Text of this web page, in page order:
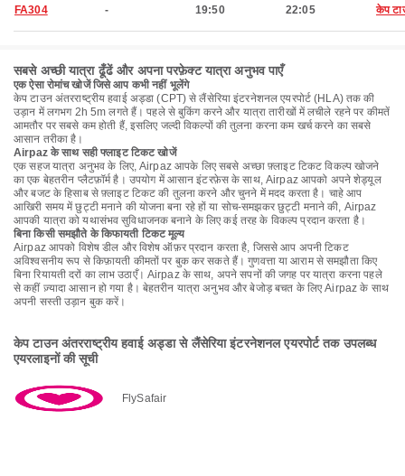
FA304 - 19:50 22:05 केप
सबसे अच्छी यात्रा ढूँढें और अपना परफ़ेक्ट यात्रा अनुभव पाएँ
एक ऐसा रोमांच खोजें जिसे आप कभी नहीं भूलेंगे
केप टाउन अंतरराष्ट्रीय हवाई अड्डा (CPT) से लैंसेरिया इंटरनेशनल एयरपोर्ट (HLA) तक की
उड़ान में लगभग 2h 5m लगते हैं। पहले से बुकिंग करने और यात्रा तारीखों में लचीले रहने पर कीमतें
आमतौर पर सबसे कम होती हैं, इसलिए जल्दी विकल्पों की तुलना करना कम खर्च करने का सबसे
आसान तरीका है।
Airpaz के साथ सही फ्लाइट टिकट खोजें
एक सहज यात्रा अनुभव के लिए, Airpaz आपके लिए सबसे अच्छा फ़्लाइट टिकट विकल्प खोजने
का एक बेहतरीन प्लैटफ़ॉर्म है। उपयोग में आसान इंटरफ़ेस के साथ, Airpaz आपको अपने शेड्यूल
और बजट के हिसाब से फ़्लाइट टिकट की तुलना करने और चुनने में मदद करता है। चाहे आप
आखिरी समय में छुट्टी मनाने की योजना बना रहे हों या सोच-समझकर छुट्टी मनाने की, Airpaz
आपकी यात्रा को यथासंभव सुविधाजनक बनाने के लिए कई तरह के विकल्प प्रदान करता है।
बिना किसी समझौते के किफायती टिकट मूल्य
Airpaz आपको विशेष डील और विशेष ऑफ़र प्रदान करता है, जिससे आप अपनी टिकट
अविश्वसनीय रूप से किफ़ायती कीमतों पर बुक कर सकते हैं। गुणवत्ता या आराम से समझौता किए
बिना रियायती दरों का लाभ उठाएँ। Airpaz के साथ, अपने सपनों की जगह पर यात्रा करना पहले
से कहीं ज़्यादा आसान हो गया है। बेहतरीन यात्रा अनुभव और बेजोड़ बचत के लिए Airpaz के साथ
अपनी सस्ती उड़ान बुक करें।
केप टाउन अंतरराष्ट्रीय हवाई अड्डा से लैंसेरिया इंटरनेशनल एयरपोर्ट तक उपलब्ध
एयरलाइनों की सूची
FlySafair